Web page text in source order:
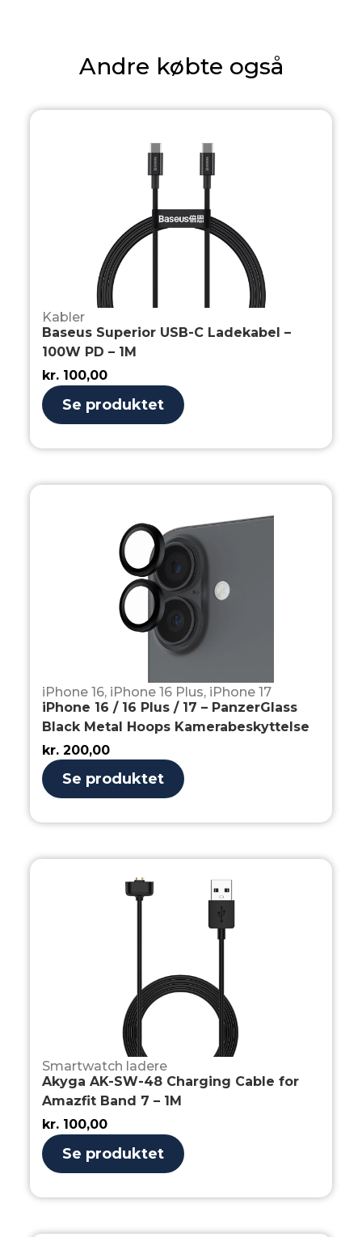
Andre købte også
Kabler
Baseus Superior USB-C Ladekabel –
100W PD – 1M
kr. 100,00
Se produktet
iPhone 16, iPhone 16 Plus, iPhone 17
iPhone 16 / 16 Plus / 17 – PanzerGlass
Black Metal Hoops Kamerabeskyttelse
kr. 200,00
Se produktet
Smartwatch ladere
Akyga AK-SW-48 Charging Cable for
Amazfit Band 7 – 1M
kr. 100,00
Se produktet